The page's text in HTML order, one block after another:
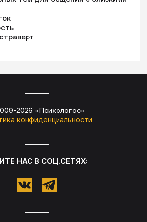
2026 «Психологос»
конфиденциальности
НАС В СОЦ.СЕТЯХ: